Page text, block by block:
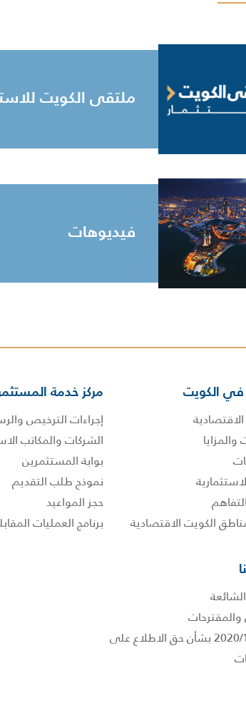
ملتقى الكويت
فيديوهات
في الكويت مركز خدمة
إجراءات الترخيص
الشركات والمكاتب
بوابة المستثمرين
نموذج طلب التقديم
حجز المواعيد
برنامج العمليات
قانون 2020/12 بشأن حق الاطلاع على